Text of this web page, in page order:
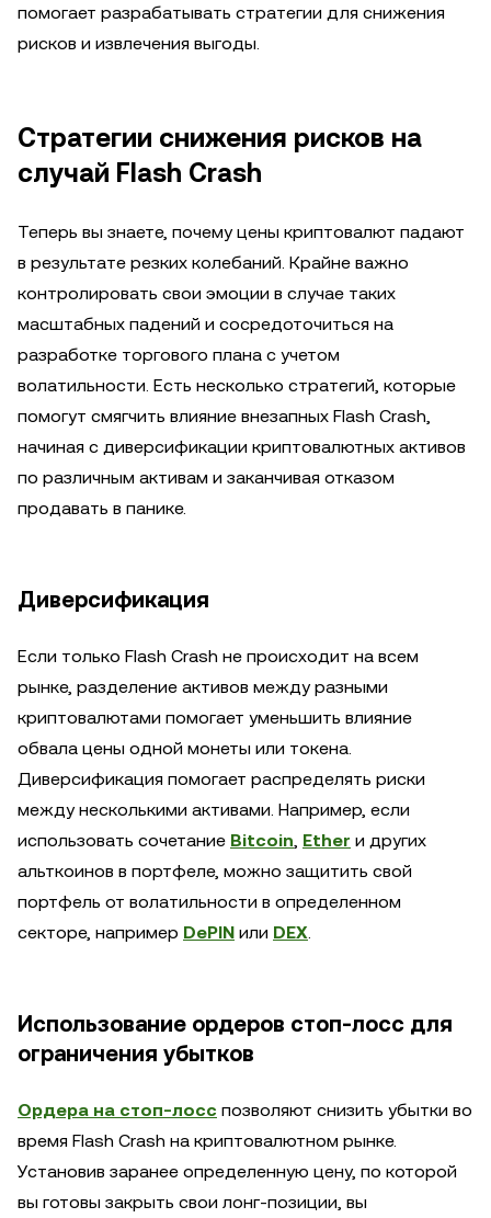
помогает разрабатывать стратегии для снижения
рисков и извлечения выгоды.
Стратегии снижения рисков на
случай Flash Crash
Теперь вы знаете, почему цены криптовалют падают
в результате резких колебаний. Крайне важно
контролировать свои эмоции в случае таких
масштабных падений и сосредоточиться на
разработке торгового плана с учетом
волатильности. Есть несколько стратегий, которые
помогут смягчить влияние внезапных Flash Crash,
начиная с диверсификации криптовалютных активов
по различным активам и заканчивая отказом
продавать в панике.
Диверсификация
Если только Flash Crash не происходит на всем
рынке, разделение активов между разными
криптовалютами помогает уменьшить влияние
обвала цены одной монеты или токена.
Диверсификация помогает распределять риски
между несколькими активами. Например, если
использовать сочетание Bitcoin, Ether и других
альткоинов в портфеле, можно защитить свой
портфель от волатильности в определенном
секторе, например DePIN или DEX.
Использование ордеров стоп-лосс для
ограничения убытков
Ордера на стоп-лосс позволяют снизить убытки во
время Flash Crash на криптовалютном рынке.
Установив заранее определенную цену, по которой
вы готовы закрыть свои лонг-позиции, вы